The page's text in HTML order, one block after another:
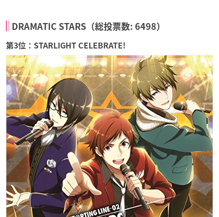
DRAMATIC STARS（総投票数: 6498）
第3位：STARLIGHT CELEBRATE!